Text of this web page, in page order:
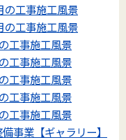
の工事施工風景
の工事施工風景
工事施工風景
工事施工風景
工事施工風景
工事施工風景
工事施工風景
事業【ギャラリー】